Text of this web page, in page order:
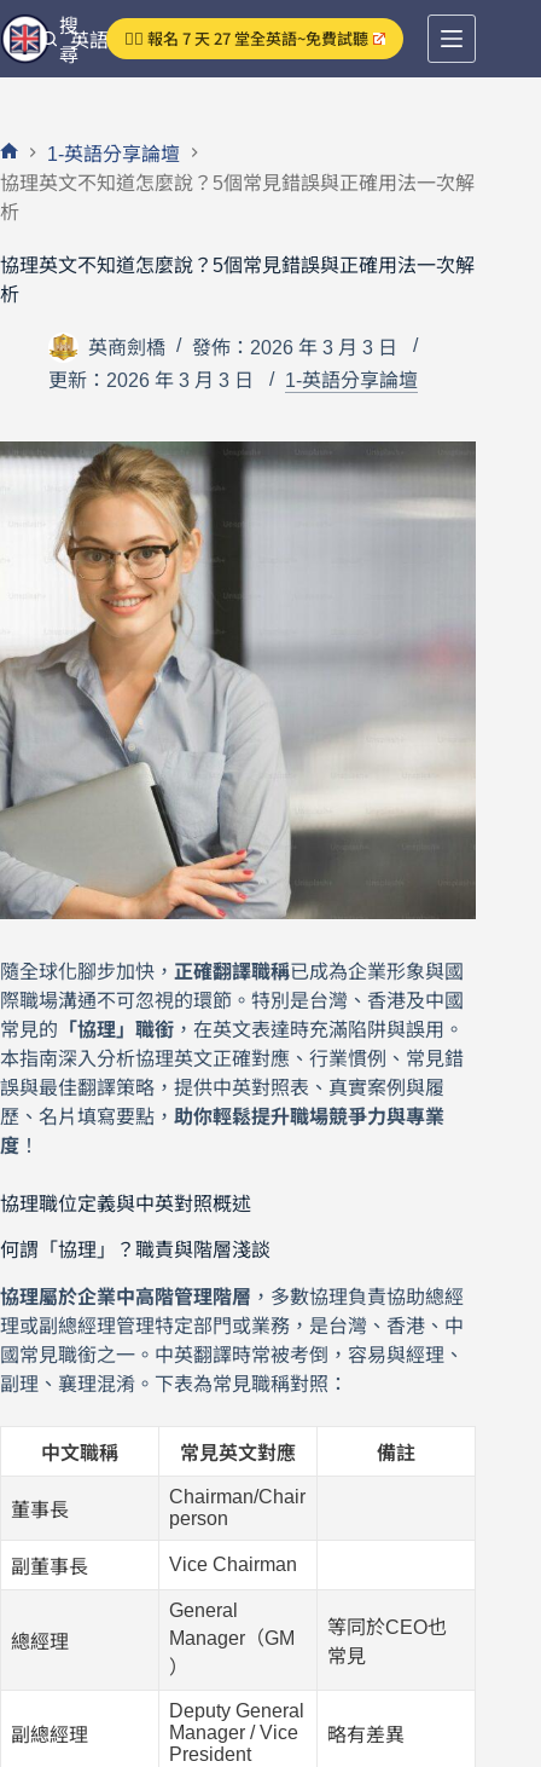
跳
至
主
容
英語分享論壇
搜
尋
👉🏻 報名 7 天 27 堂全英語~免費試聽
首
頁
1-英語分享論壇
協理英文不知道怎麼說？5個常見錯誤與正確用法一次解
析
協理英文不知道怎麼說？5個常見錯誤與正確用法一次解
析
英商劍橋
發佈：2026 年 3 月 3 日
更新：2026 年 3 月 3 日
1-英語分享論壇
隨全球化腳步加快， 正確翻譯職稱已成為企業形象與國
際職場溝通不可忽視的環節。特別是台灣、香港及中國
常見的 「協理」職銜 ，在英文表達時充滿陷阱與誤用。
本指南深入分析協理英文正確對應、行業慣例、常見錯
誤與最佳翻譯策略，提供中英對照表、真實案例與履
歷、名片填寫要點， 助你輕鬆提升職場競爭力與專業
度 ！
協理職位定義與中英對照概述
何謂「協理」？職責與階層淺談
協理屬於企業中高階管理階層 ，多數協理負責協助總經
理或副總經理管理特定部門或業務，是台灣、香港、中
國常見職銜之一。中英翻譯時常被考倒，容易與經理、
副理、襄理混淆。下表為常見職稱對照：
中文職稱 常見英文對應 備註
董事長
Chairman/Chair
person
副董事長 Vice Chairman
總經理
General
Manager（GM
）
等同於CEO也
常見
副總經理
Deputy General
Manager / Vice
President
略有差異